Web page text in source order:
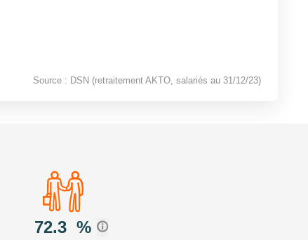
Source : DSN (retraitement AKTO, salariés au 31/12/23)
72.3 %